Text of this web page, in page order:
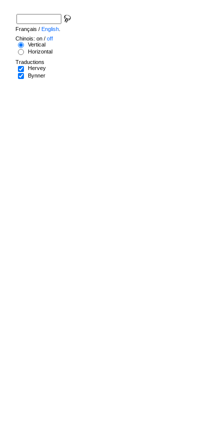
Français / English
Chinois: on / off
Vertical
Horizontal
Traductions
Hervey
Bynner